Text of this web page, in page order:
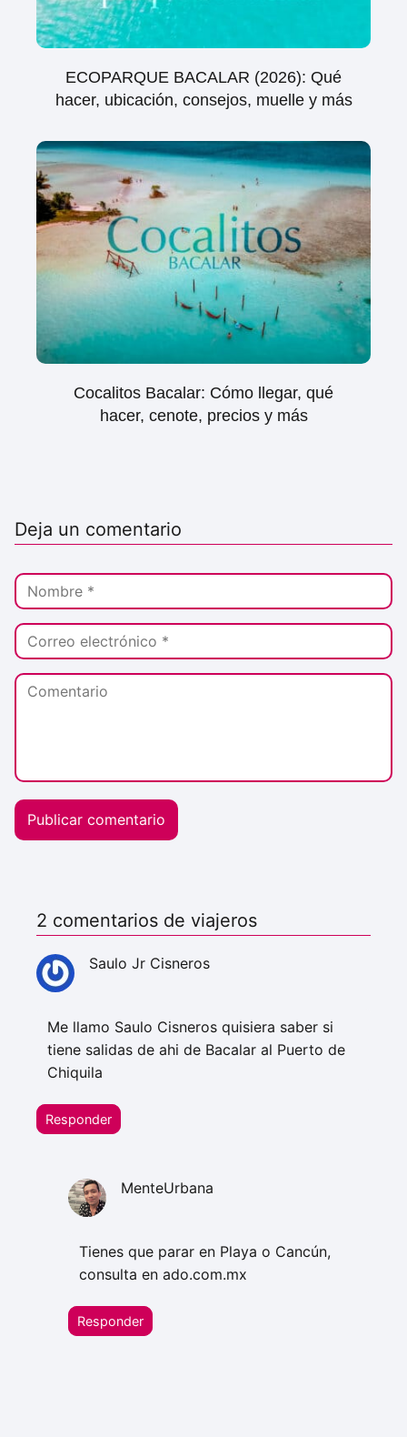
ECOPARQUE BACALAR (2026): Qué
hacer, ubicación, consejos, muelle y más
Cocalitos Bacalar: Cómo llegar, qué
hacer, cenote, precios y más
2 comentarios de viajeros
Saulo Jr Cisneros
Me llamo Saulo Cisneros quisiera saber si
tiene salidas de ahi de Bacalar al Puerto de
Chiquila
Responder
MenteUrbana
Tienes que parar en Playa o Cancún,
consulta en ado.com.mx
Responder
Deja un comentario